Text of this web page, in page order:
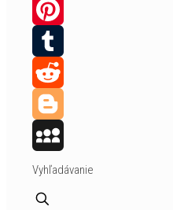
Twitter
Pinterest
Tumblr
Reddit
Blogger
MySpace
Vyhľadávanie